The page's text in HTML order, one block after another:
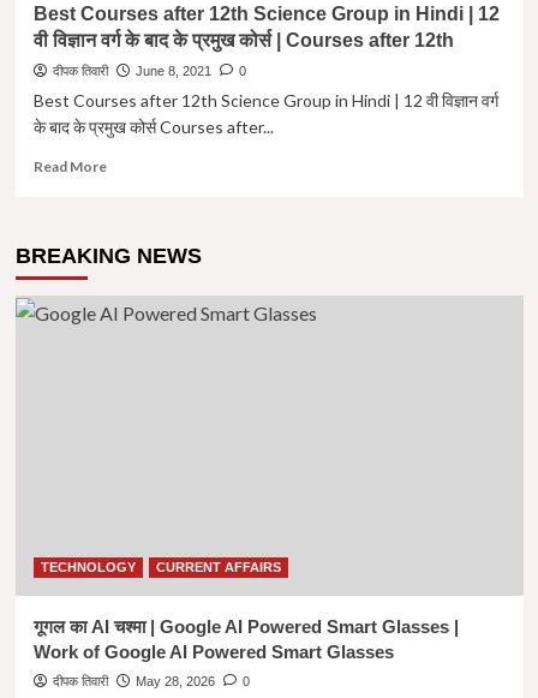
Best Courses after 12th Science Group in Hindi | 12
वी विज्ञान वर्ग के बाद के प्रमुख कोर्स | Courses after 12th
दीपक तिवारी June 8, 2021 0
Best Courses after 12th Science Group in Hindi | 12 वी विज्ञान वर्ग
के बाद के प्रमुख कोर्स Courses after...
Read MoreRead
Courses
12th
Science
के
प्रमुख
कोर्स
|
Courses
after
BREAKING NEWS
TECHNOLOGY CURRENT AFFAIRS
गूगल का AI चश्मा | Google AI Powered Smart Glasses |
Work of Google AI Powered Smart Glasses
दीपक तिवारी May 28, 2026 0